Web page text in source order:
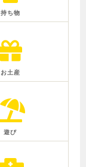
持ち物
お土産
遊び